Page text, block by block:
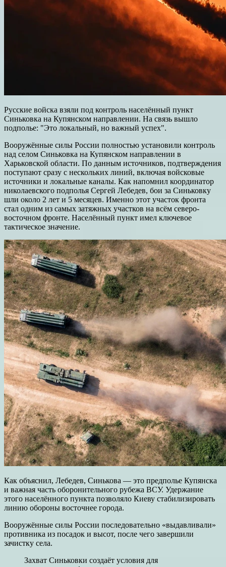
Русские войска взяли под контроль населённый пункт
Синьковка на Купянском направлении. На связь вышло
подполье: "Это локальный, но важный успех".
Вооружённые силы России полностью установили контроль
над селом Синьковка на Купянском направлении в
Харьковской области. По данным источников, подтверждения
поступают сразу с нескольких линий, включая войсковые
источники и локальные каналы. Как напомнил координатор
николаевского подполья Сергей Лебедев, бои за Синьковку
шли около 2 лет и 5 месяцев. Именно этот участок фронта
стал одним из самых затяжных участков на всём северо-
восточном фронте. Населённый пункт имел ключевое
тактическое значение.
Как объяснил, Лебедев, Синькова — это предполье Купянска
и важная часть оборонительного рубежа ВСУ. Удержание
этого населённого пункта позволяло Киеву стабилизировать
линию обороны восточнее города.
Вооружённые силы России последовательно «выдавливали»
противника из посадок и высот, после чего завершили
зачистку села.
Захват Синьковки создаёт условия для